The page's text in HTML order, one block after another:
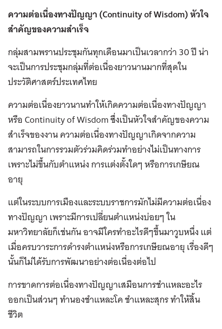
ความต่อเนื่องทางปัญญา (Continuity of Wisdom) หัวใจ
สำคัญของความสำเร็จ
กลุ่มสามพรานประชุมกันทุกเดือนมาเป็นเวลากว่า 30 ปี น่า
จะเป็นการประชุมกลุ่มที่ต่อเนื่องยาวนานมากที่สุดใน
ประวัติศาสตร์ประเทศไทย
ความต่อเนื่องยาวนานทำให้เกิดความต่อเนื่องทางปัญญา
หรือ Continuity of Wisdom ซึ่งเป็นหัวใจสำคัญของความ
สำเร็จของงาน ความต่อเนื่องทางปัญญาเกิดจากความ
สามารถในการรวมตัวร่วมคิดร่วมทำอย่างไม่เป็นทางการ
เพราะไม่ขึ้นกับตำแหน่ง การแต่งตั้งใดๆ หรือการเกษียณ
อายุ
แต่ในระบบการเมืองและระบบราชการมักไม่มีความต่อเนื่อง
ทางปัญญา เพราะมีการเปลี่ยนตำแหน่งบ่อยๆ ใน
มหาวิทยาลัยก็เช่นกัน อาจมีใครทำอะไรดีๆขึ้นมาวูบหนึ่ง แต่
เมื่อครบวาระการดำรงตำแหน่งหรือการเกษียณอายุ เรื่องดีๆ
นั้นก็ไม่ได้รับการพัฒนาอย่างต่อเนื่องต่อไป
การขาดการต่อเนื่องทางปัญญาเสมือนการชำแหละอะไร
ออกเป็นส่วนๆ ทำนองชำแหละโค ชำแหละสุกร ทำให้สิ้น
ชีวิต